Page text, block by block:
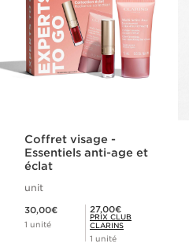
Coffret visage -
Essentiels anti-age et
éclat
unit
30,00€
1 unité
Prix Club Clarins 27,00€
27,00€
PRIX CLUB
CLARINS
1 unité